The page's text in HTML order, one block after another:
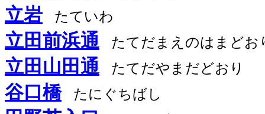
立岩 たていわ
立田前浜通 たてだまえのはまどお
立田山田通 たてだやまだどおり
谷口橋 たにぐちばし